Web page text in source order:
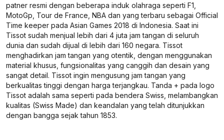
patner resmi dengan beberapa induk olahraga seperti F1,
MotoGp, Tour de France, NBA dan yang terbaru sebagai Official
Time keeper pada Asian Games 2018 di Indonesia. Saat ini
Tissot sudah menjual lebih dari 4 juta jam tangan di seluruh
dunia dan sudah dijual di lebih dari 160 negara. Tissot
menghadirkan jam tangan yang otentik, dengan menggunakan
material khusus, fungsionalitas yang canggih dan desain yang
sangat detail. Tissot ingin mengusung jam tangan yang
berkualitas tinggi dengan harga terjangkau. Tanda + pada logo
Tissot adalah sama seperti pada bendera Swiss, melambangkan
kualitas (Swiss Made) dan keandalan yang telah ditunjukkan
dengan bangga sejak tahun 1853.